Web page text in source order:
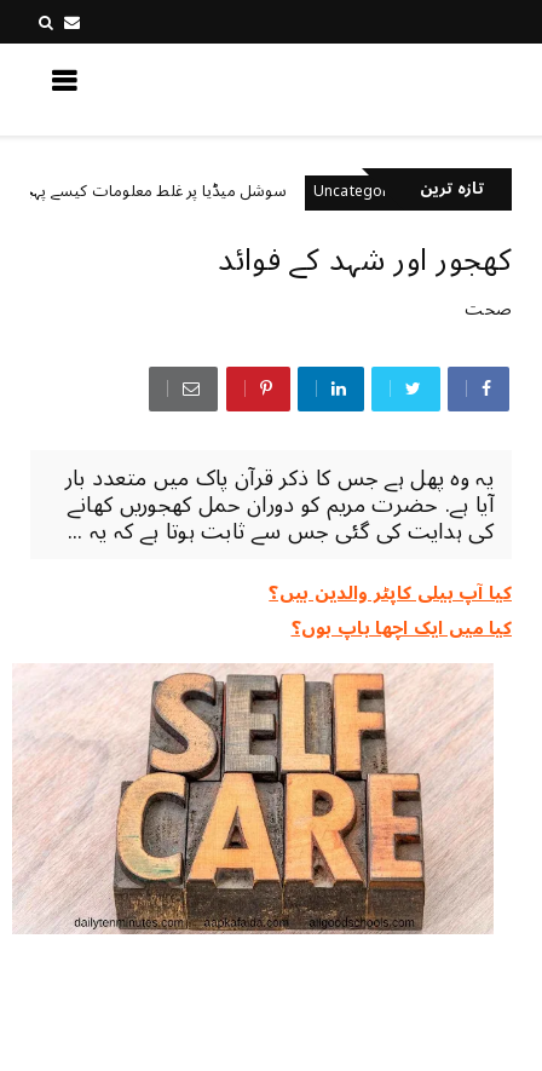
تازہ ترین
Uncategorized سوشل میڈیا پر غلط معلومات کیسے پہچانیں؟
کھجور اور شہد کے فوائد
صحت
یہ وہ پھل ہے جس کا ذکر قرآن پاک میں متعدد بار
آیا ہے. حضرت مریم کو دوران حمل کھجوریں کھانے
کی ہدایت کی گئی جس سے ثابت ہوتا ہے کہ یہ ...
کیا آپ ہیلی کاپٹر والدین ہیں؟
کیا میں ایک اچھا باپ ہوں؟